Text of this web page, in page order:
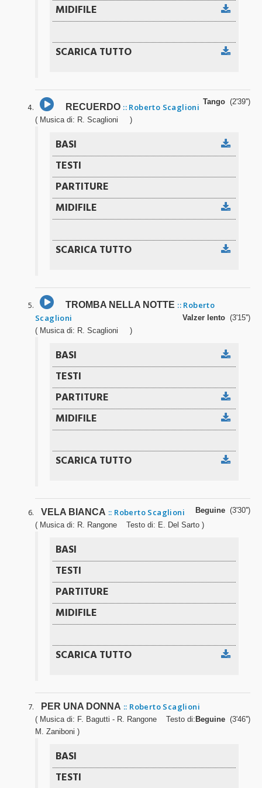
RECUERDO :: Roberto Scaglioni
Tango (2'39'')
( Musica di: R. Scaglioni )
TROMBA NELLA NOTTE :: Roberto
Scaglioni
Valzer lento (3'15'')
( Musica di: R. Scaglioni )
VELA BIANCA :: Roberto Scaglioni Beguine (3'30'')
( Musica di: R. Rangone Testo di: E. Del Sarto )
PER UNA DONNA :: Roberto Scaglioni
Beguine (3'46'')
( Musica di: F. Bagutti - R. Rangone Testo di:
M. Zaniboni )